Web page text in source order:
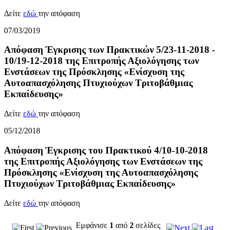
Δείτε εδώ την απόφαση
07/03/2019
Απόφαση Έγκρισης των Πρακτικών 5/23-11-2018 -
10/19-12-2018 της Επιτροπής Αξιολόγησης των
Ενστάσεων της Πρόσκλησης «Ενίσχυση της
Αυτοαπασχόλησης Πτυχιούχων Τριτοβάθμιας
Εκπαίδευσης»
Δείτε εδώ την απόφαση
05/12/2018
Απόφαση Έγκρισης του Πρακτικού 4/10-10-2018
της Επιτροπής Αξιολόγησης των Ενστάσεων της
Πρόσκλησης «Ενίσχυση της Αυτοαπασχόλησης
Πτυχιούχων Τριτοβάθμιας Εκπαίδευσης»
Δείτε εδώ την απόφαση
Εμφάνισε 1 από 2σελίδες